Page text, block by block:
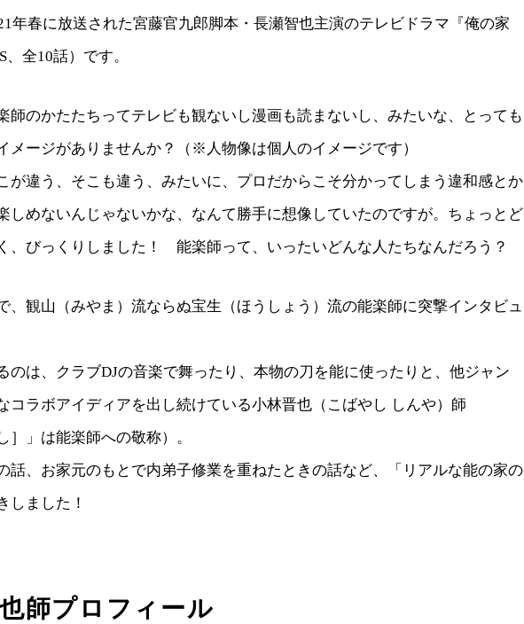
年春に放送された宮藤官九郎脚本・長瀬智也主演のテレビドラマ『俺の家
、全10話）です。
のかたたちってテレビも観ないし漫画も読まないし、みたいな、とっても
メージがありませんか？（※人物像は個人のイメージです）
が違う、そこも違う、みたいに、プロだからこそ分かってしまう違和感とか
しめないんじゃないかな、なんて勝手に想像していたのですが。ちょっとど
、びっくりしました！ 能楽師って、いったいどんな人たちなんだろう？
、観山（みやま）流ならぬ宝生（ほうしょう）流の能楽師に突撃インタビュ
のは、クラブDJの音楽で舞ったり、本物の刀を能に使ったりと、他ジャン
コラボアイディアを出し続けている小林晋也（こばやし しんや）師
］」は能楽師への敬称）。
話、お家元のもとで内弟子修業を重ねたときの話など、「リアルな能の家の
しました！
師プロフィール